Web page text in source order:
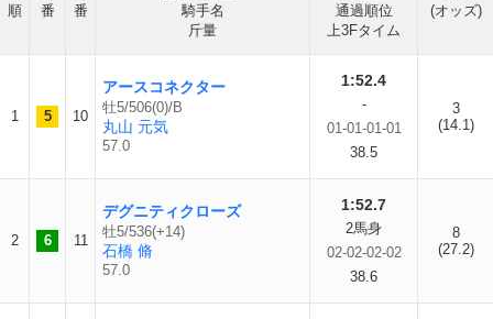
順
番
番
騎手名
斤量
通過順位
上3Fタイム
(オッズ)
1 5 10
アースコネクター
牡5/506(0)/B
丸山 元気
57.0
1:52.4
-
01-01-01-01
38.5
3
(14.1)
2 6 11
デグニティクローズ
牡5/536(+14)
石橋 脩
57.0
1:52.7
2馬身
02-02-02-02
38.6
8
(27.2)